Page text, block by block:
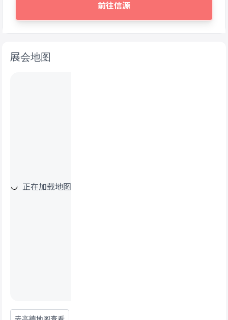
前往信源
展会地图
正在加载地图